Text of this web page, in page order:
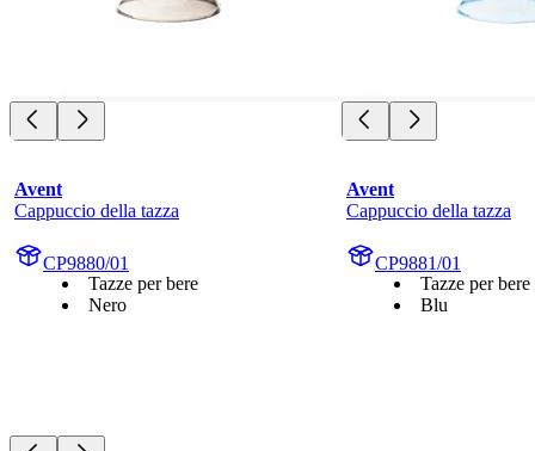
Avent
Cappuccio della tazza
CP9880/01
Tazze per bere
Nero
Avent
Cappuccio della tazza
CP9881/01
Tazze per bere
Blu